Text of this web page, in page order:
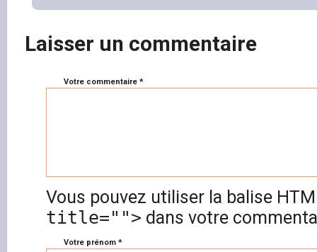
Laisser un commentaire
Votre commentaire *
Vous pouvez utiliser la balise
title=""> dans votre
Votre prénom *